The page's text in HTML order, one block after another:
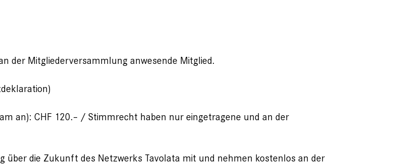
der Mitgliederversammlung anwesende Mitglied.
an): CHF 120.– / Stimmrecht haben nur eingetragene und an der
die Zukunft des Netzwerks Tavolata mit und nehmen kostenlos an der